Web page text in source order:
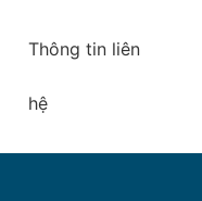
Thông tin liên
hệ